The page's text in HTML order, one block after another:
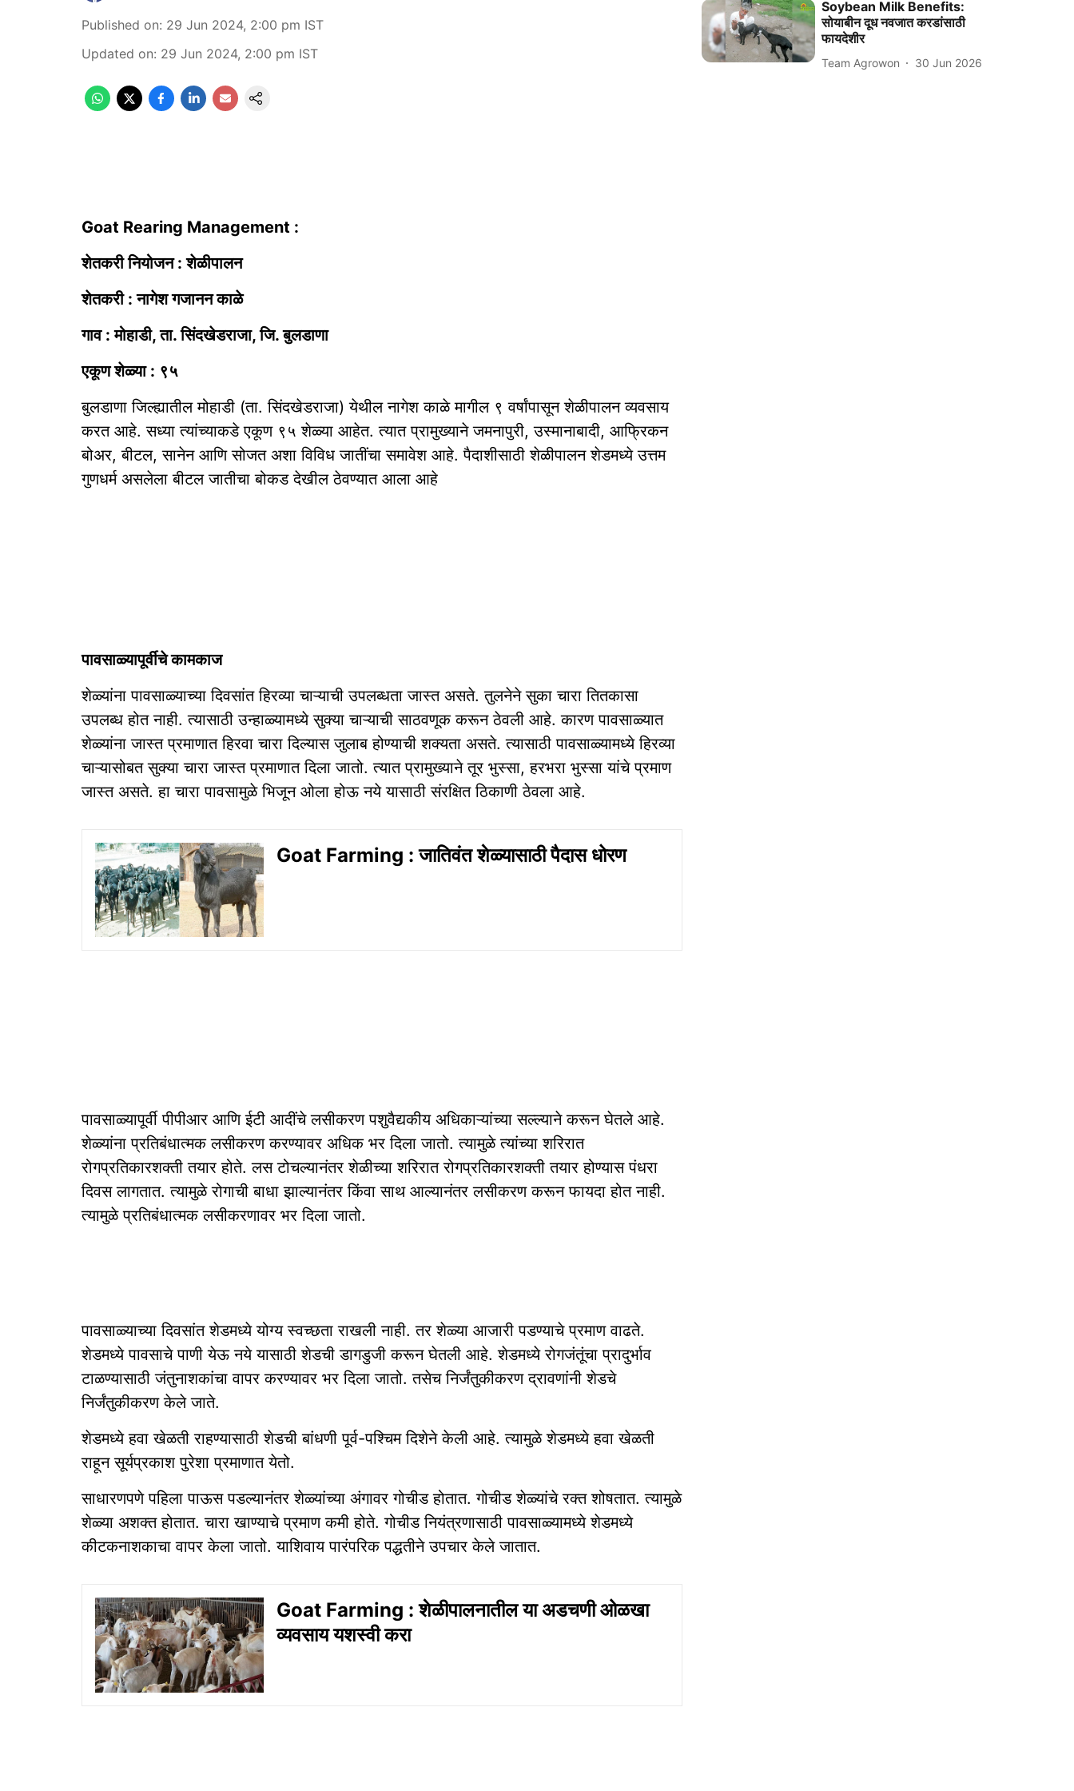
Published on: 29 Jun 2024, 2:00 pm IST
Updated on: 29 Jun 2024, 2:00 pm IST
Goat Rearing Management :
शेतकरी नियोजन : शेळीपालन
शेतकरी : नागेश गजानन काळे
गाव : मोहाडी, ता. सिंदखेडराजा, जि. बुलडाणा
एकूण शेळ्या : ९५
बुलडाणा जिल्ह्यातील मोहाडी (ता. सिंदखेडराजा) येथील नागेश काळे मागील ९ वर्षांपासून शेळीपालन व्यवसाय
करत आहे. सध्या त्यांच्याकडे एकूण ९५ शेळ्या आहेत. त्यात प्रामुख्याने जमनापुरी, उस्मानाबादी, आफ्रिकन
बोअर, बीटल, सानेन आणि सोजत अशा विविध जातींचा समावेश आहे. पैदाशीसाठी शेळीपालन शेडमध्ये उत्तम
गुणधर्म असलेला बीटल जातीचा बोकड देखील ठेवण्यात आला आहे
पावसाळ्यापूर्वीचे कामकाज
शेळ्यांना पावसाळ्याच्या दिवसांत हिरव्या चाऱ्याची उपलब्धता जास्त असते. तुलनेने सुका चारा तितकासा
उपलब्ध होत नाही. त्यासाठी उन्हाळ्यामध्ये सुक्या चाऱ्याची साठवणूक करून ठेवली आहे. कारण पावसाळ्यात
शेळ्यांना जास्त प्रमाणात हिरवा चारा दिल्यास जुलाब होण्याची शक्यता असते. त्यासाठी पावसाळ्यामध्ये हिरव्या
चाऱ्यासोबत सुक्या चारा जास्त प्रमाणात दिला जातो. त्यात प्रामुख्याने तूर भुस्सा, हरभरा भुस्सा यांचे प्रमाण
जास्त असते. हा चारा पावसामुळे भिजून ओला होऊ नये यासाठी संरक्षित ठिकाणी ठेवला आहे.
Goat Farming : जातिवंत शेळ्यासाठी पैदास धोरण
पावसाळ्यापूर्वी पीपीआर आणि ईटी आदींचे लसीकरण पशुवैद्यकीय अधिकाऱ्यांच्या सल्ल्याने करून घेतले आहे.
शेळ्यांना प्रतिबंधात्मक लसीकरण करण्यावर अधिक भर दिला जातो. त्यामुळे त्यांच्या शरिरात
रोगप्रतिकारशक्ती तयार होते. लस टोचल्यानंतर शेळीच्या शरिरात रोगप्रतिकारशक्ती तयार होण्यास पंधरा
दिवस लागतात. त्यामुळे रोगाची बाधा झाल्यानंतर किंवा साथ आल्यानंतर लसीकरण करून फायदा होत नाही.
त्यामुळे प्रतिबंधात्मक लसीकरणावर भर दिला जातो.
पावसाळ्याच्या दिवसांत शेडमध्ये योग्य स्वच्छता राखली नाही. तर शेळ्या आजारी पडण्याचे प्रमाण वाढते.
शेडमध्ये पावसाचे पाणी येऊ नये यासाठी शेडची डागडुजी करून घेतली आहे. शेडमध्ये रोगजंतूंचा प्रादुर्भाव
टाळण्यासाठी जंतुनाशकांचा वापर करण्यावर भर दिला जातो. तसेच निर्जंतुकीकरण द्रावणांनी शेडचे
निर्जंतुकीकरण केले जाते.
शेडमध्ये हवा खेळती राहण्यासाठी शेडची बांधणी पूर्व-पश्चिम दिशेने केली आहे. त्यामुळे शेडमध्ये हवा खेळती
राहून सूर्यप्रकाश पुरेशा प्रमाणात येतो.
साधारणपणे पहिला पाऊस पडल्यानंतर शेळ्यांच्या अंगावर गोचीड होतात. गोचीड शेळ्यांचे रक्त शोषतात. त्यामुळे
शेळ्या अशक्त होतात. चारा खाण्याचे प्रमाण कमी होते. गोचीड नियंत्रणासाठी पावसाळ्यामध्ये शेडमध्ये
कीटकनाशकाचा वापर केला जातो. याशिवाय पारंपरिक पद्धतीने उपचार केले जातात.
Goat Farming : शेळीपालनातील या अडचणी ओळखा
व्यवसाय यशस्वी करा
Soybean Milk Benefits:
सोयाबीन दूध नवजात करडांसाठी
फायदेशीर
Team Agrowon 30 Jun 2026